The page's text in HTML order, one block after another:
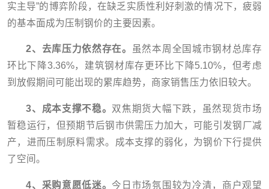
实主导”的博弈阶段，在缺乏实质性利好刺激的情况下，疲弱
的基本面成为压制钢价的主要因素。
2、去库压力依然存在。
虽然本周全国城市钢材总库存
环比下降3.36%，建筑钢材库存更环比下降5.10%，但考虑
到放假期间可能出现的累库趋势，商家销售压力依旧较大。
3、成本支撑不稳。 双焦期货大幅下跌，虽然现货市场
暂稳运行，但预期节后钢市供需压力加大，可能引发钢厂减
产，进而压制原料需求。成本支撑的弱化，为钢价下行提供
了空间。
4、采购意愿低迷。今日市场氛围较为冷清，商户观望